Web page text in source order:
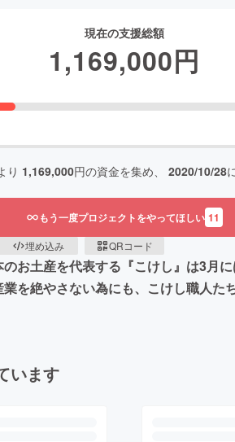
現在の支援総額
1,169,000円
り 1,169,000円の資金を集め、 2020/10/28
もう一度プロジェクトをやってほしい 11
埋め込み QRコード
お土産を代表する『こけし』は3月
を絶やさない為にも、こけし職人
います